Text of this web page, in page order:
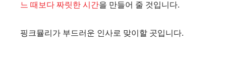
느 때보다 짜릿한 시간을 만들어 줄 것입니다.
핑크뮬리가 부드러운 인사로 맞이할 곳입니다.